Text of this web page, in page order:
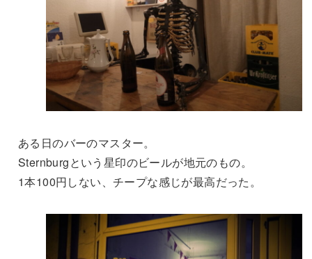
ある日のバーのマスター。
Sternburgという星印のビールが地元のもの。
1本100円しない、チープな感じが最高だった。